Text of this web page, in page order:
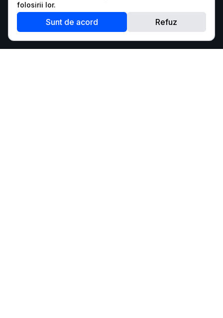
folosirii lor.
Sunt de acord Refuz